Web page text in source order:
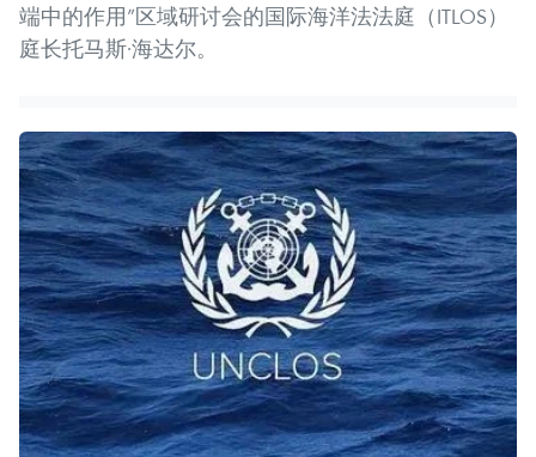
端中的作用”区域研讨会的国际海洋法法庭（ITLOS）
庭长托马斯·海达尔。